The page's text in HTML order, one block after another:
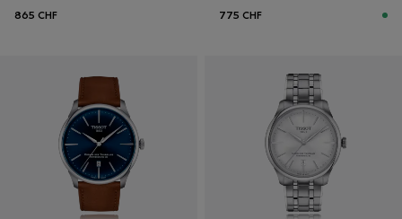
865 CHF 775 CHF